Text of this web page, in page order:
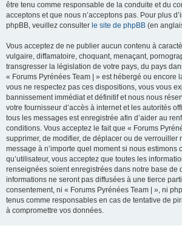
être tenu comme responsable de la conduite et du
acceptons et que nous n’acceptons pas. Pour plus
phpBB, veuillez consulter le site de phpBB (en
Vous acceptez de ne publier aucun contenu à
vulgaire, diffamatoire, choquant, menaçant,
transgresser la législation de votre pays, du pays
« Forums Pyrénées Team | » est hébergé ou encore
vous ne respectez pas ces dispositions, vous vous
bannissement immédiat et définitif et nous nous
votre fournisseur d’accès à internet et les autorités
tous les messages est enregistrée afin d’aider au
conditions. Vous acceptez le fait que « Forums
supprimer, de modifier, de déplacer ou de verrouiller
message à n’importe quel moment si nous estimons
qu’utilisateur, vous acceptez que toutes les
renseignées soient enregistrées dans notre base de
informations ne seront pas diffusées à une tierce
consentement, ni « Forums Pyrénées Team | », ni
tenus comme responsables en cas de tentative de
à compromettre vos données.